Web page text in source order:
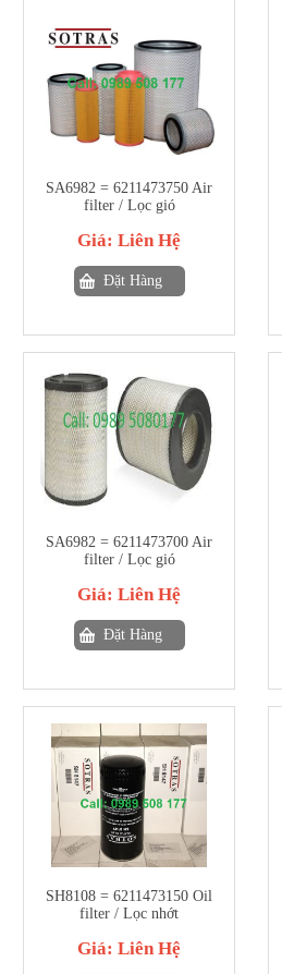
SA6982 = 6211473750 Air
filter / Lọc gió
Giá: Liên Hệ
Đặt Hàng
SA6982 = 6211473700 Air
filter / Lọc gió
Giá: Liên Hệ
Đặt Hàng
SH8108 = 6211473150 Oil
filter / Lọc nhớt
Giá: Liên Hệ